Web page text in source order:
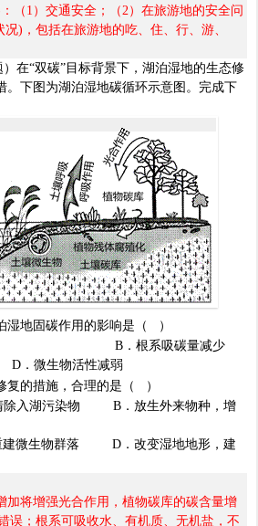
（ 1 ）交通安全；（2）在旅游地的安全问
况) ，包括在旅游地的吃、住、行、游、
）在“双碳” 目标背景下，湖泊湿地的生态修
。下图为湖泊湿地碳循环示意图。完成下
湿地固碳作用的影响是（
）
．根系吸碳量减少
．微生物活性减弱
复的措施，合理的是（
）
除入湖污染物 B ．放生外来物种，增
建微生物群落 D ．改变湿地地形，建
加将增强光合作用，植物碳库的碳含量增
误；根系可吸收水、有机质、无机盐，不